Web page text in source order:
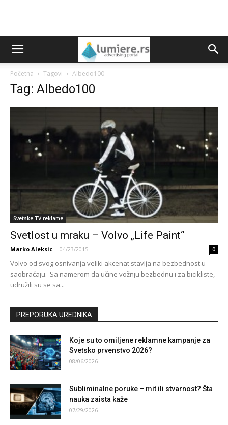
Početna Tagovi Albedo100
Tag: Albedo100
Svetske TV reklame
Svetlost u mraku – Volvo „Life Paint“
Marko Aleksic - 04/23/2015 0
Volvo od svog osnivanja veliki akcenat stavlja na bezbednost u
saobraćaju. Sa namerom da učine vožnju bezbednu i za bicikliste,
udružili su se sa...
PREPORUKA UREDNIKA
Koje su to omiljene reklamne kampanje za
Svetsko prvenstvo 2026?
08/06/2026
Subliminalne poruke – mit ili stvarnost? Šta
nauka zaista kaže
07/29/2026